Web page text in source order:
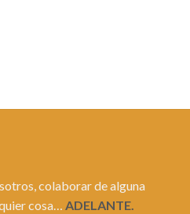
colaborar de alguna
cosa… ADELANTE.